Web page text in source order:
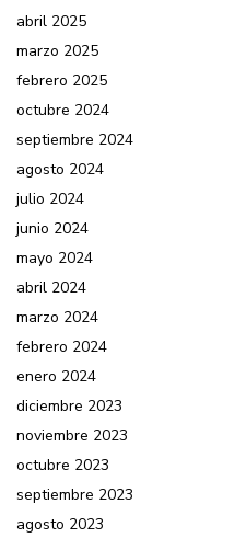
abril 2025
marzo 2025
febrero 2025
octubre 2024
septiembre 2024
agosto 2024
julio 2024
junio 2024
mayo 2024
abril 2024
marzo 2024
febrero 2024
enero 2024
diciembre 2023
noviembre 2023
octubre 2023
septiembre 2023
agosto 2023